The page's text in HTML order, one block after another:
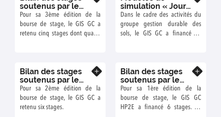
soutenus par le
GIS GC en 2016-
2017
Pour sa 3ème édition de la
bourse de stage, le GIS GC a
retenu cinq stages dont quatre
simulation « Jours
Disponibles » : état
des lieux et
attentes des
Dans le cadre des activités du
groupe gestion durable des
sols, le GIS GC a financé en
attentes des agriculteurs et
conseillers".
Bilan des stages
soutenus par le
GIS GC en 2015-
2016
Pour sa 2ème édition de la
bourse de stage, le GIS GC a
retenu six stages.
Bilan des stages
soutenus par le
GIS GC en 2014-
2015
Pour sa 1ère édition de la
bourse de stage, le GIS GC
HP2E a financé 6 stages. La